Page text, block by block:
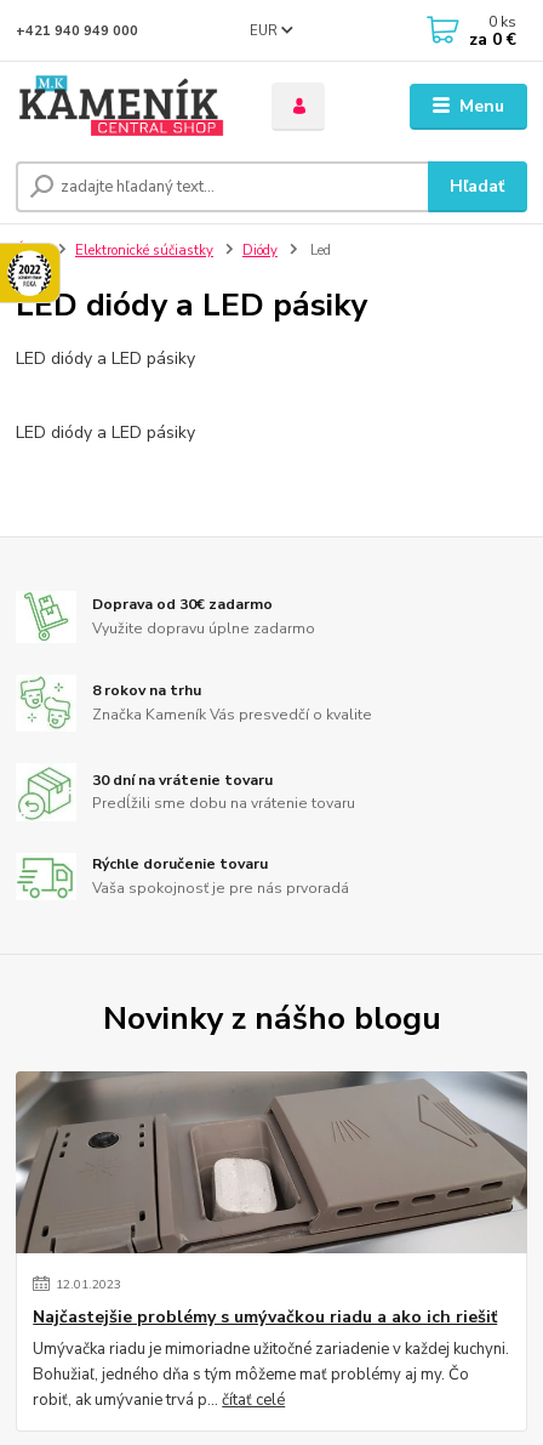
Menu
EUR
Hľadať
+421 940 949 000 0 ks
za 0 €
Úvod Elektronické súčiastky Diódy Led
LED diódy a LED pásiky
LED diódy a LED pásiky
LED diódy a LED pásiky
Doprava od 30€ zadarmo
Využite dopravu úplne zadarmo
8 rokov na trhu
Značka Kameník Vás presvedčí o kvalite
30 dní na vrátenie tovaru
Predĺžili sme dobu na vrátenie tovaru
Rýchle doručenie tovaru
Vaša spokojnosť je pre nás prvoradá
Novinky z nášho blogu
12.01.2023
Najčastejšie problémy s umývačkou riadu a ako ich riešiť
Umývačka riadu je mimoriadne užitočné zariadenie v každej kuchyni.
Bohužiaľ, jedného dňa s tým môžeme mať problémy aj my. Čo
robiť, ak umývanie trvá p...čítať celé